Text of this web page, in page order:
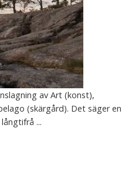
av Art (konst),
(skärgård). Det säger en
...